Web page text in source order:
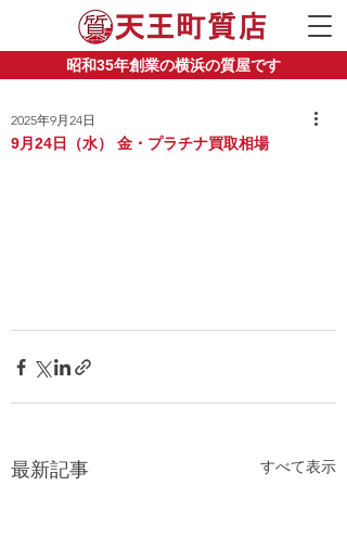
昭和35年創業の横浜の質屋です
9月24日（水） 金・プラチナ買取相場
2025年9月24日
最新記事 すべて表示